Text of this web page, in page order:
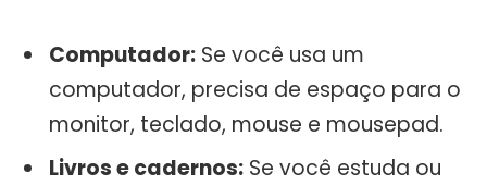
Computador: Se você usa um
computador, precisa de espaço para o
monitor, teclado, mouse e mousepad.
Livros e cadernos: Se você estuda ou